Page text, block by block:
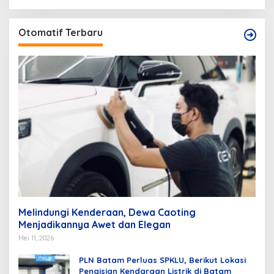
Otomatif Terbaru
Melindungi Kenderaan, Dewa Caoting
Menjadikannya Awet dan Elegan
Mei 11, 2026
PLN Batam Perluas SPKLU, Berikut Lokasi
Pengisian Kendaraan Listrik di Batam